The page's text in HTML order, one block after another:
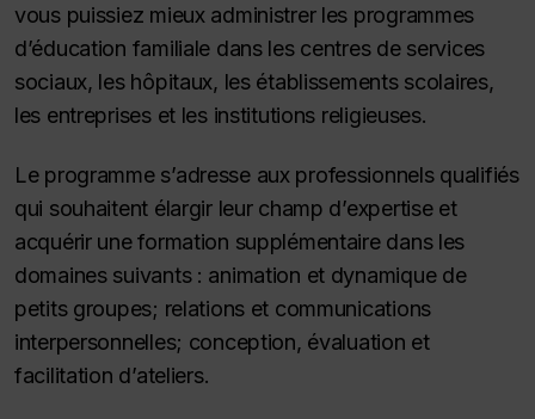
vous puissiez mieux administrer les programmes
d’éducation familiale dans les centres de services
sociaux, les hôpitaux, les établissements scolaires,
les entreprises et les institutions religieuses.
Le programme s’adresse aux professionnels qualifiés
qui souhaitent élargir leur champ d’expertise et
acquérir une formation supplémentaire dans les
domaines suivants : animation et dynamique de
petits groupes; relations et communications
interpersonnelles; conception, évaluation et
facilitation d’ateliers.